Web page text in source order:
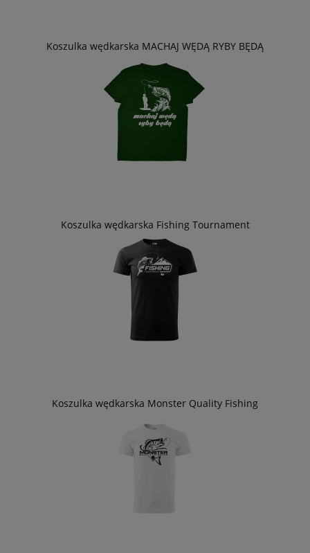
Koszulka wędkarska MACHAJ WĘDĄ RYBY BĘDĄ
Koszulka wędkarska Fishing Tournament
Koszulka wędkarska Monster Quality Fishing